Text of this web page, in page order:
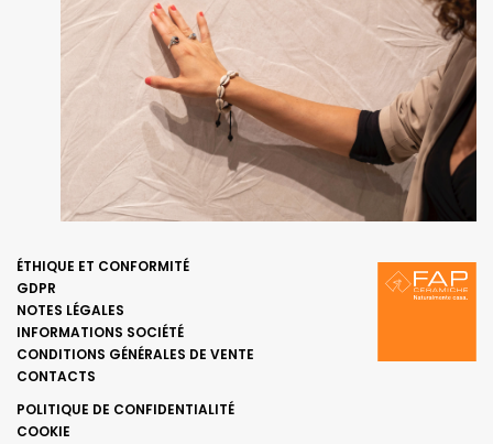
ÉTHIQUE ET CONFORMITÉ
GDPR
NOTES LÉGALES
INFORMATIONS SOCIÉTÉ
CONDITIONS GÉNÉRALES DE VENTE
CONTACTS
POLITIQUE DE CONFIDENTIALITÉ
COOKIE